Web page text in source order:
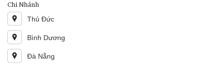
Chi Nhánh
Thủ Đức
Bình Dương
Đà Nẵng